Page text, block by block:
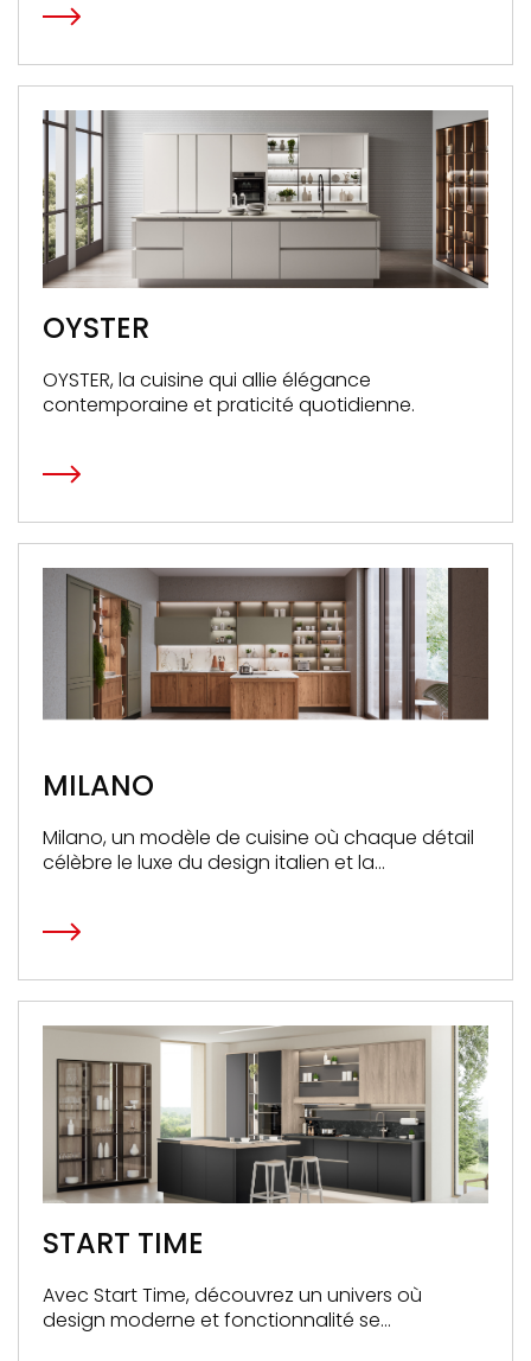
OYSTER
OYSTER, la cuisine qui allie élégance
contemporaine et praticité quotidienne.
MILANO
Milano, un modèle de cuisine où chaque détail
célèbre le luxe du design italien et la
START TIME
Avec Start Time, découvrez un univers où
design moderne et fonctionnalité se